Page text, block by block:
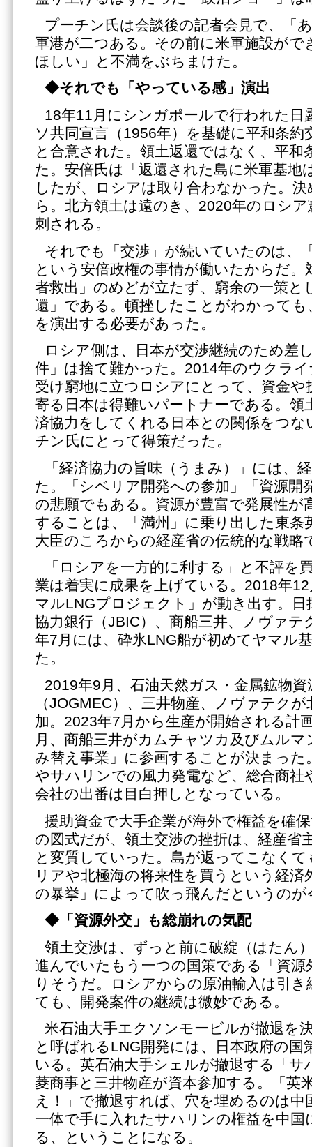
プーチン氏は会談後の記者会見で、「
軍港が二つある。その前に米軍施設がで
ほしい」と不満をぶちまけた。
◆それでも「やっている感」演出
18年11月にシンガポールで行われた日
ソ共同宣言（1956年）を基礎に平和条約
と合意された。領土返還ではなく、平和
た。安倍氏は「返還された島に米軍基地
したが、ロシアは取り合わなかった。
ら。北方領土は遠のき、2020年のロシ
刺される。
それでも「交渉」が続いていたのは、
という安倍政権の事情が働いたからだ。
者救出」のめどが立たず、窮余の一策と
還」である。頓挫したことがわかって
を演出する必要があった。
ロシア側は、日本が交渉継続のため差
件」は捨て難かった。2014年のウクラ
受け窮地に立つロシアにとって、資金
寄る日本は得難いパートナーである。領
済協力をしてくれる日本との関係をつ
チン氏にとって得策だった。
「経済協力の旨味（うまみ）」には、
た。「シベリア開発への参加」「資源開
の悲願でもある。資源が豊富で発展性が
することは、「満州」に乗り出した東条
大臣のころからの経産省の伝統的な戦略
「ロシアを一方的に利する」と不評を
業は着実に成果を上げている。2018年
マルLNGプロジェクト」が動き出す。日
協力銀行（JBIC）、商船三井、ノヴァテ
年7月には、砕氷LNG船が初めてヤマル
た。
2019年9月、石油天然ガス・金属鉱物資
（JOGMEC）、三井物産、ノヴァテク
加。2023年7月から生産が開始される計
月、商船三井がカムチャツカ及びムル
み替え事業」に参画することが決まっ
やサハリンでの風力発電など、総合商
会社の出番は目白押しとなっている。
援助資金で大手企業が海外で権益を確
の図式だが、領土交渉の挫折は、経産省
と変質していった。島が返ってこなく
リアや北極海の将来性を買うという経済
の暴挙」によって吹っ飛んだというのが
◆「資源外交」も総崩れの気配
領土交渉は、ずっと前に破綻（はたん
進んでいたもう一つの国策である「資源
りそうだ。ロシアからの原油輸入は引
ても、開発案件の継続は微妙である。
米石油大手エクソンモービルが撤退を
と呼ばれるLNG開発には、日本政府の国
いる。英石油大手シェルが撤退する「サ
菱商事と三井物産が資本参加する。「英
え！」で撤退すれば、穴を埋めるのは中
一体で手に入れたサハリンの権益を中
る、ということになる。